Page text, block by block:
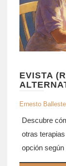
EVISTA
Ernesto
Descubre
otras
opción